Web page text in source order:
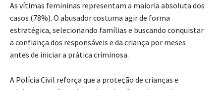
As vítimas femininas representam a maioria absoluta dos
casos (78%). O abusador costuma agir de forma
estratégica, selecionando famílias e buscando conquistar
a confiança dos responsáveis e da criança por meses
antes de iniciar a prática criminosa.
A Polícia Civil reforça que a proteção de crianças e